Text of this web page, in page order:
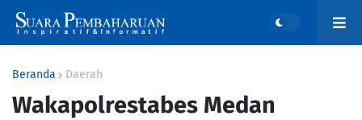
Beranda Daerah
Wakapolrestabes Medan